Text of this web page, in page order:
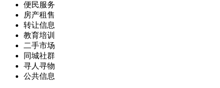
便民服务
房产租售
转让信息
教育培训
二手市场
同城社群
寻人寻物
公共信息